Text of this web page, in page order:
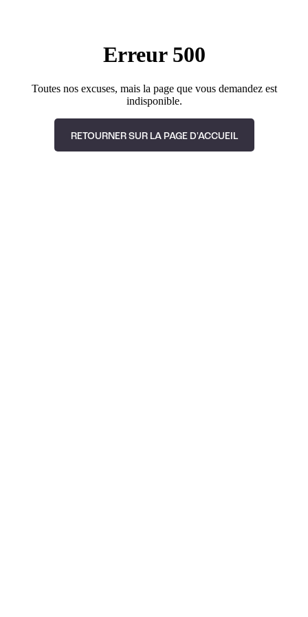
Erreur 500
Toutes nos excuses, mais la page que vous demandez est
indisponible.
RETOURNER SUR LA PAGE D'ACCUEIL